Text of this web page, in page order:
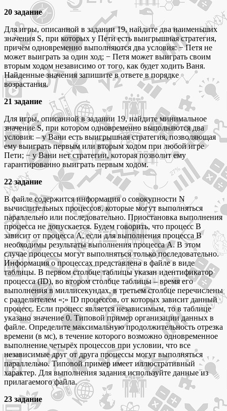
20 задание
Для игры, описанной в задании 19, найдите два наименьших
значения S, при которых у Пети есть выигрышная стратегия,
причём одновременно выполняются два условия: − Петя не
может выиграть за один ход; − Петя может выиграть своим
вторым ходом независимо от того, как будет ходить Ваня.
Найденные значения запишите в ответе в порядке
возрастания.
21 задание
Для игры, описанной в задании 19, найдите минимальное
значение S, при котором одновременно выполняются два
условия: – у Вани есть выигрышная стратегия, позволяющая
ему выиграть первым или вторым ходом при любой игре
Пети; − у Вани нет стратегии, которая позволит ему
гарантированно выиграть первым ходом.
22 задание
В файле содержится информация о совокупности N
вычислительных процессов, которые могут выполняться
параллельно или последовательно. Приостановка выполнения
процесса не допускается. Будем говорить, что процесс B
зависит от процесса A, если для выполнения процесса B
необходимы результаты выполнения процесса A. В этом
случае процессы могут выполняться только последовательно.
Информация о процессах представлена в файле в виде
таблицы. В первом столбце таблицы указан идентификатор
процесса (ID), во втором столбце таблицы – время его
выполнения в миллисекундах, в третьем столбце перечислены
с разделителем «;» ID процессов, от которых зависит данный
процесс. Если процесс является независимым, то в таблице
указано значение 0. Типовой пример организации данных в
файле. Определите максимальную продолжительность отрезка
времени (в мс), в течение которого возможно одновременное
выполнение четырёх процессов при условии, что все
независимые друг от друга процессы могут выполняться
параллельно. Типовой пример имеет иллюстративный
характер. Для выполнения задания используйте данные из
прилагаемого файла.
23 задание